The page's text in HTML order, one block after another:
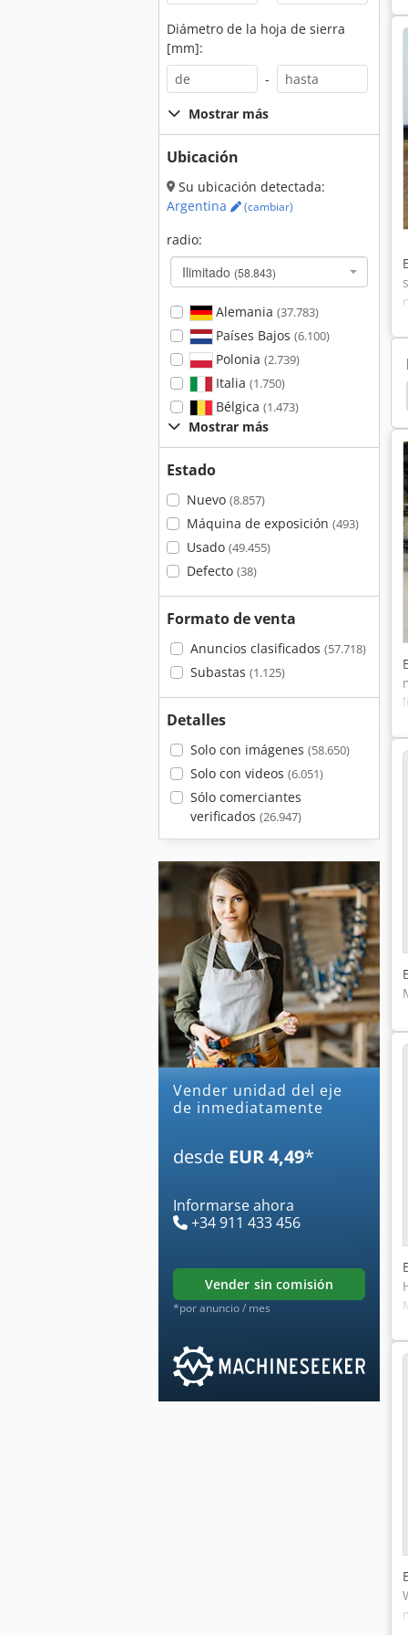
Diámetro de la hoja de sierra
[mm]:
-
Mostrar más
Ubicación
Su ubicación detectada:
Argentina
(cambiar)
radio:
Ilimitado (58.843)
Alemania (37.783)
Países Bajos (6.100)
Polonia (2.739)
Italia (1.750)
Bélgica (1.473)
Mostrar más
Estado
Nuevo (8.857)
Máquina de exposición (493)
Usado (49.455)
Defecto (38)
Formato de venta
Anuncios clasificados (57.718)
Subastas (1.125)
Detalles
Solo con imágenes (58.650)
Solo con videos (6.051)
Sólo comerciantes
verificados (26.947)
Vender unidad del eje
de inmediatamente
desde EUR 4,49*
Informarse ahora
+34 911 433 456
vender sin comisión
*por anuncio / mes
Actuador Lineal Coche De Guía Lineal